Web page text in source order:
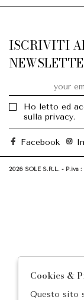
ISCRIVITI
Ho letto ed
sulla privacy.
Facebook
2026 SOLE S.R.L. - P.iva :
Cookies &
Questo sito